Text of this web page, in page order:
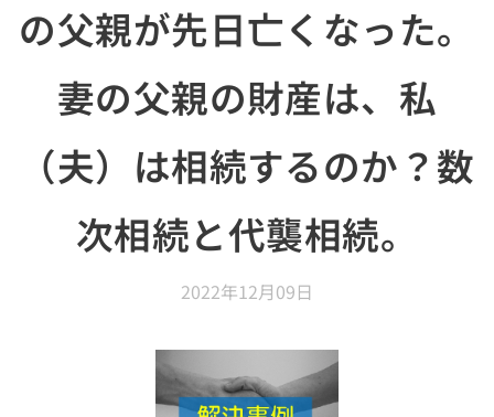
の父親が先日亡くなった。
妻の父親の財産は、私
（夫）は相続するのか？数
次相続と代襲相続。
2022年12月09日